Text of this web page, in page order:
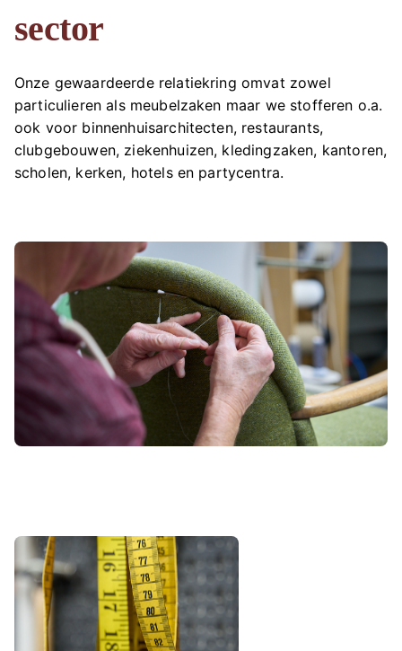
sector
Onze gewaardeerde relatiekring omvat zowel
particulieren als meubelzaken maar we stofferen o.a.
ook voor binnenhuisarchitecten, restaurants,
clubgebouwen, ziekenhuizen, kledingzaken, kantoren,
scholen, kerken, hotels en partycentra.